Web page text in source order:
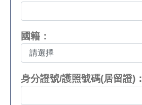
國籍：
身分證號/護照號碼(居留證)：